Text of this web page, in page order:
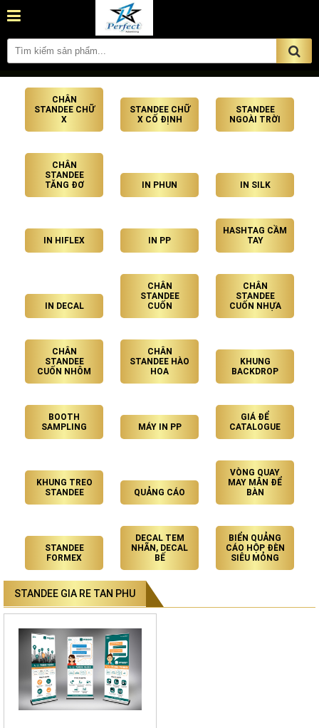
CHÂN
STANDEE CHỮ
X
STANDEE CHỮ
X CỐ ĐỊNH
STANDEE
NGOÀI TRỜI
CHÂN
STANDEE
TĂNG ĐƠ
IN PHUN IN SILK
IN HIFLEX IN PP
HASHTAG CẦM
TAY
IN DECAL
CHÂN
STANDEE
CUỐN
CHÂN
STANDEE
CUỐN NHỰA
CHÂN
STANDEE
CUỐN NHÔM
CHÂN
STANDEE HÀO
HOA
KHUNG
BACKDROP
BOOTH
SAMPLING
MÁY IN PP
GIÁ ĐỂ
CATALOGUE
KHUNG TREO
STANDEE
QUẢNG CÁO
VÒNG QUAY
MAY MẮN ĐỂ
BÀN
STANDEE
FORMEX
DECAL TEM
NHÃN, DECAL
BẾ
BIỂN QUẢNG
CÁO HỘP ĐÈN
SIÊU MỎNG
STANDEE GIA RE TAN PHU